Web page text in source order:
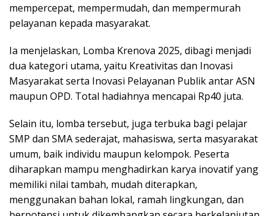
mempercepat, mempermudah, dan mempermurah
pelayanan kepada masyarakat.
Ia menjelaskan, Lomba Krenova 2025, dibagi menjadi
dua kategori utama, yaitu Kreativitas dan Inovasi
Masyarakat serta Inovasi Pelayanan Publik antar ASN
maupun OPD. Total hadiahnya mencapai Rp40 juta.
Selain itu, lomba tersebut, juga terbuka bagi pelajar
SMP dan SMA sederajat, mahasiswa, serta masyarakat
umum, baik individu maupun kelompok. Peserta
diharapkan mampu menghadirkan karya inovatif yang
memiliki nilai tambah, mudah diterapkan,
menggunakan bahan lokal, ramah lingkungan, dan